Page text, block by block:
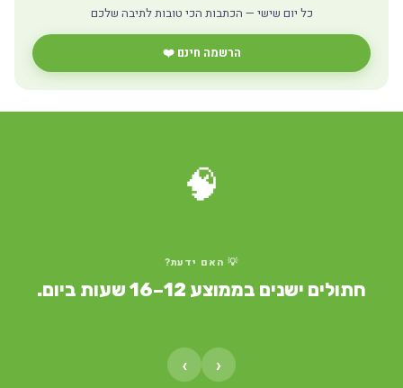
כל יום שישי — הכתבות הכי טובות לתיבה שלכם
הרשמה חינם ❤️
🧠
💡 האם ידעת?
חתולים ישנים בממוצע 12–16 שעות ביום.
‹
›